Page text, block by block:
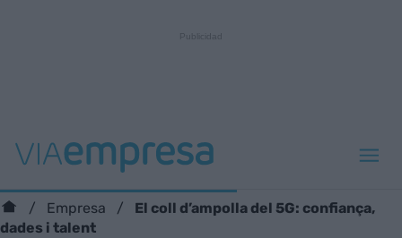
Empresa
El coll d’ampolla del 5G: confiança,
dades i talent